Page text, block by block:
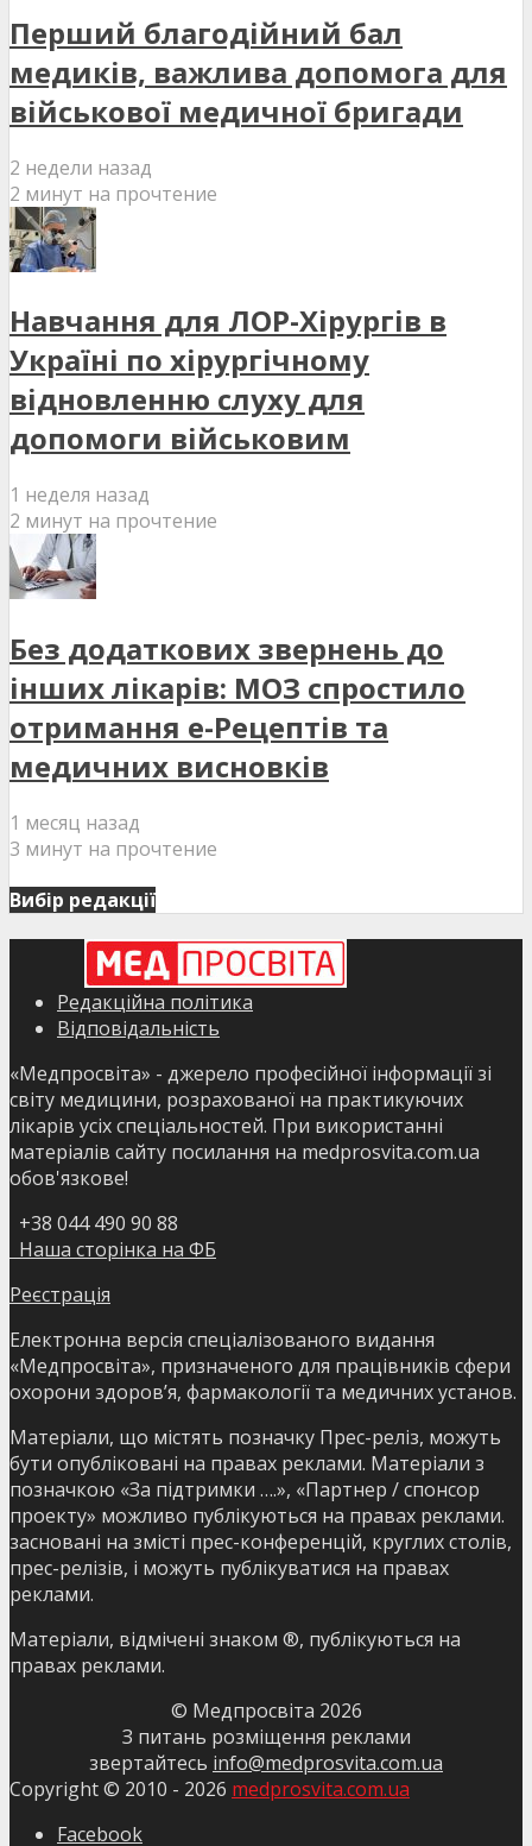
Перший благодійний бал
медиків, важлива допомога для
військової медичної бригади
2 недели назад
2 минут на прочтение
Навчання для ЛОР-Хірургів в
Україні по хірургічному
відновленню слуху для
допомоги військовим
1 неделя назад
2 минут на прочтение
Без додаткових звернень до
інших лікарів: МОЗ спростило
отримання е-Рецептів та
медичних висновків
1 месяц назад
3 минут на прочтение
Вибір редакції
Редакційна політика
Відповідальність
«Медпросвіта» - джерело професійної інформації зі
світу медицини, розрахованої на практикуючих
лікарів усіх спеціальностей. При використанні
матеріалів сайту посилання на medprosvita.com.ua
обов'язкове!
+38 044 490 90 88
Наша сторінка на ФБ
Реєстрація
Електронна версія спеціалізованого видання
«Медпросвіта», призначеного для працівників сфери
охорони здоров’я, фармакології та медичних установ.
Матеріали, що містять позначку Прес-реліз, можуть
бути опубліковані на правах реклами. Матеріали з
позначкою «За підтримки ….», «Партнер / спонсор
проекту» можливо публікуються на правах реклами.
засновані на змісті прес-конференцій, круглих столів,
прес-релізів, і можуть публікуватися на правах
реклами.
Матеріали, відмічені знаком ®, публікуються на
правах реклами.
© Медпросвіта 2026
З питань розміщення реклами
звертайтесь info@medprosvita.com.ua
Copyright © 2010 - 2026 medprosvita.com.ua
Facebook